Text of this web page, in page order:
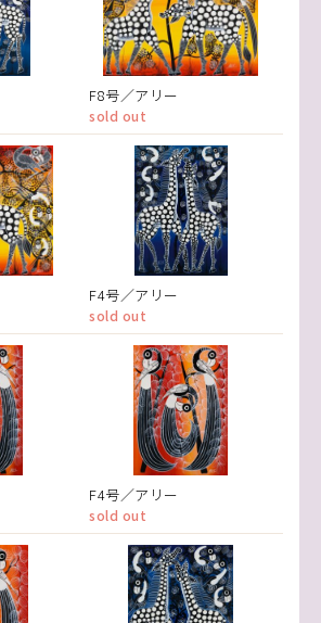
F8号／アリー
sold out
F4号／アリー
sold out
F4号／アリー
sold out